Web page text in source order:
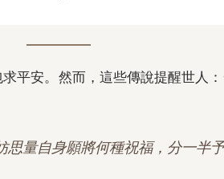
平安。然而，這些傳說提醒世人
思量自身願將何種祝福，分一半